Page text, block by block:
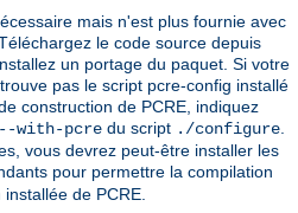
mais n'est plus fournie avec
le code source depuis
un portage du paquet. Si votre
pas le script pcre-config installé
construction de PCRE, indiquez
--with-pcre du script ./configure.
vous devrez peut-être installer les
pour permettre la compilation
de PCRE.